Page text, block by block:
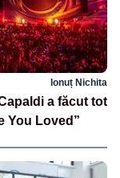
Ionuț Nichita
a făcut tot
You Loved”